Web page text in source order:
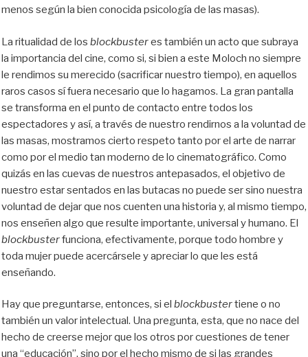
menos según la bien conocida psicología de las masas).
La ritualidad de los blockbusteres también un acto que subraya
la importancia del cine, como si, si bien a este Moloch no siempre
le rendimos su merecido (sacrificar nuestro tiempo), en aquellos
raros casos sí fuera necesario que lo hagamos. La gran pantalla
se transforma en el punto de contacto entre todos los
espectadores y así, a través de nuestro rendirnos a la voluntad de
las masas, mostramos cierto respeto tanto por el arte de narrar
como por el medio tan moderno de lo cinematográfico. Como
quizás en las cuevas de nuestros antepasados, el objetivo de
nuestro estar sentados en las butacas no puede ser sino nuestra
voluntad de dejar que nos cuenten una historia y, al mismo tiempo,
nos enseñen algo que resulte importante, universal y humano. El
blockbusterfunciona, efectivamente, porque todo hombre y
toda mujer puede acercársele y apreciar lo que les está
enseñando.
Hay que preguntarse, entonces, si el blockbustertiene o no
también un valor intelectual. Una pregunta, esta, que no nace del
hecho de creerse mejor que los otros por cuestiones de tener
una “educación”, sino por el hecho mismo de si las grandes